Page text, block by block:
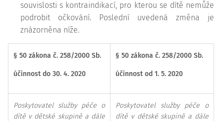
souvislosti s kontraindikací, pro kterou se dítě nemůže
podrobit očkování. Poslední uvedená změna je
znázorněna níže.
§ 50 zákona č. 258/2000 Sb.
účinnost do 30. 4. 2020
§ 50 zákona č. 258/2000 Sb.
účinnost od 1. 5. 2020
Poskytovatel služby péče o
dítě v dětské skupině a dále
Poskytovatel služby péče o
dítě v dětské skupině a dále